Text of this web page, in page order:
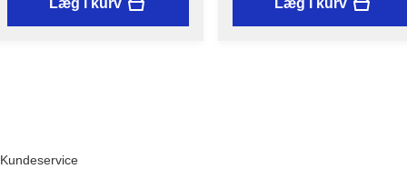
Kundeservice